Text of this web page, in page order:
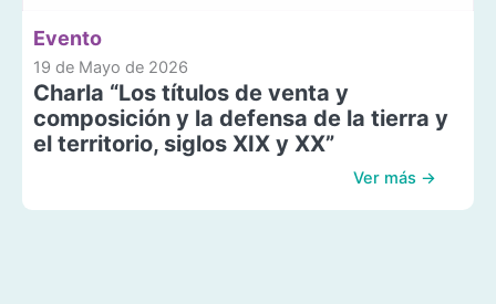
Evento
19 de Mayo de 2026
Charla “Los títulos de venta y
composición y la defensa de la tierra y
el territorio, siglos XIX y XX”
Ver más →